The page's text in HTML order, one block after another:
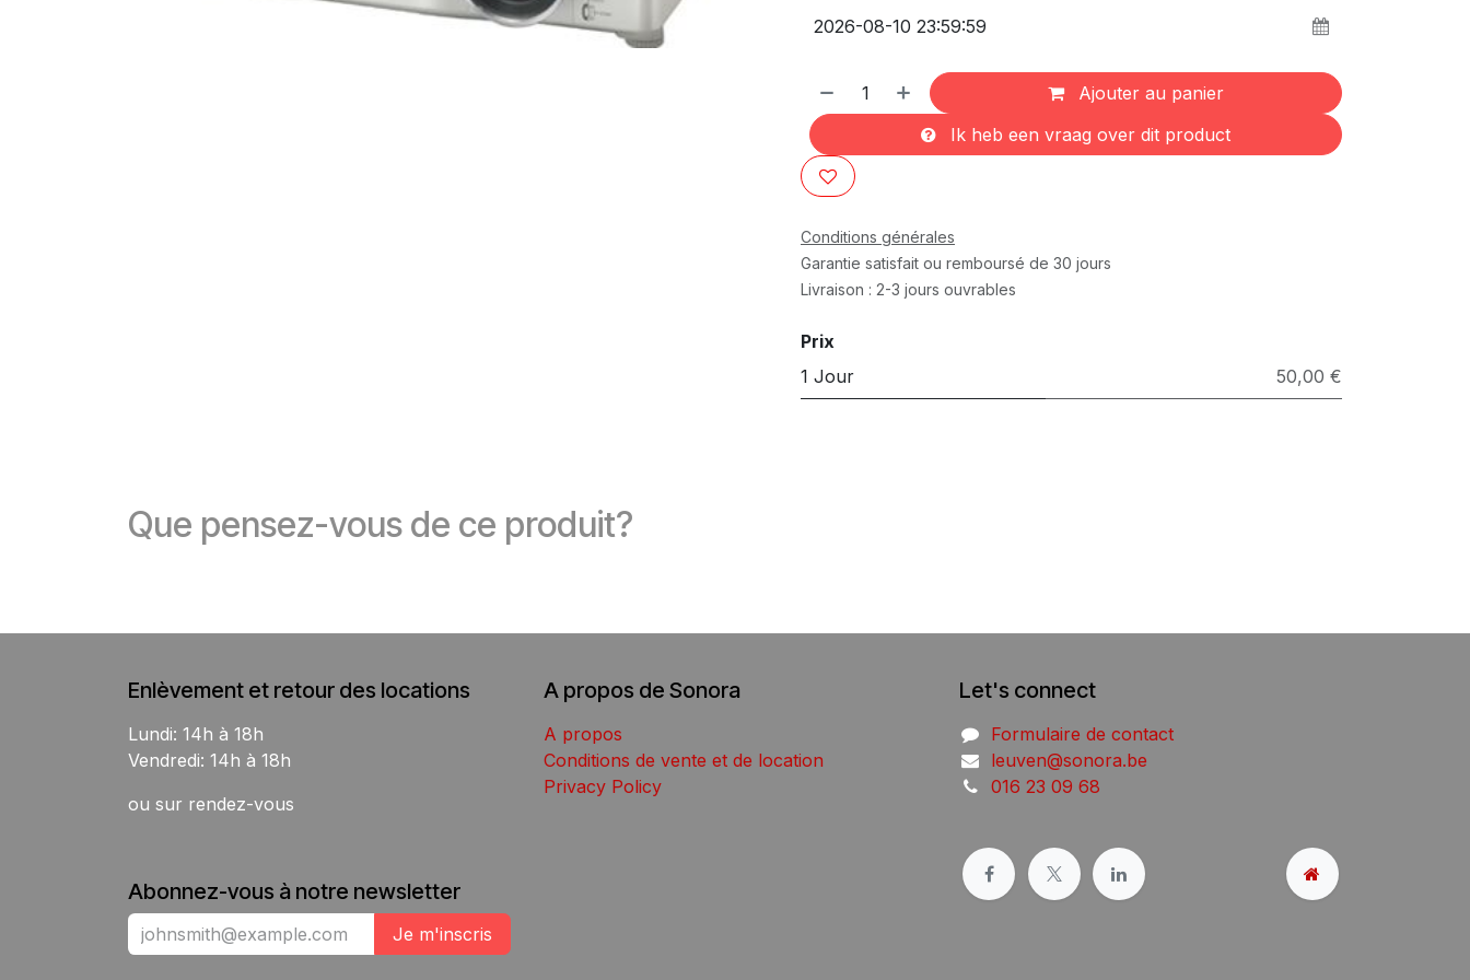
Ajouter au panier
Ik heb een vraag over dit product
Conditions générales
Garantie satisfait ou remboursé de 30 jours
Livraison : 2-3 jours ouvrables
Prix
1 Jour
50,00 €
Que pensez-vous de ce produit?
Enlèvement et retour des locations
Lundi: 14h à 18h
Vendredi: 14h à 18h
ou sur rendez-vous
Abonnez-vous à notre newsletter
Je m'inscris
A propos de Sonora
A propos
Conditions de vente et de location
Privacy Policy
Let's connect
Formulaire de contact
leuven@sonora.be
016 23 09 68